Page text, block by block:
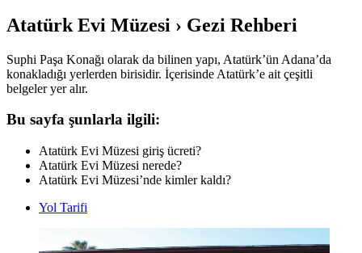
Atatürk Evi Müzesi › Gezi Rehberi
Suphi Paşa Konağı olarak da bilinen yapı, Atatürk’ün Adana’da
konakladığı yerlerden birisidir. İçerisinde Atatürk’e ait çeşitli
belgeler yer alır.
Bu sayfa şunlarla ilgili:
Atatürk Evi Müzesi giriş ücreti?
Atatürk Evi Müzesi nerede?
Atatürk Evi Müzesi’nde kimler kaldı?
Yol Tarifi